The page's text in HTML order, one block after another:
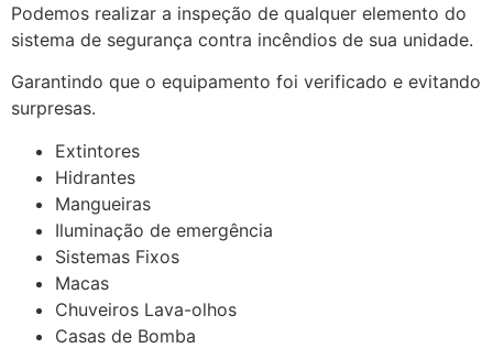
Podemos realizar a inspeção de qualquer elemento do
sistema de segurança contra incêndios de sua unidade.
Garantindo que o equipamento foi verificado e evitando
surpresas.
Extintores
Hidrantes
Mangueiras
Iluminação de emergência
Sistemas Fixos
Macas
Chuveiros Lava-olhos
Casas de Bomba